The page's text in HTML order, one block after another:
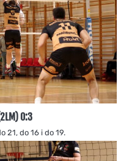
0:3
21, do 16 i do 19.